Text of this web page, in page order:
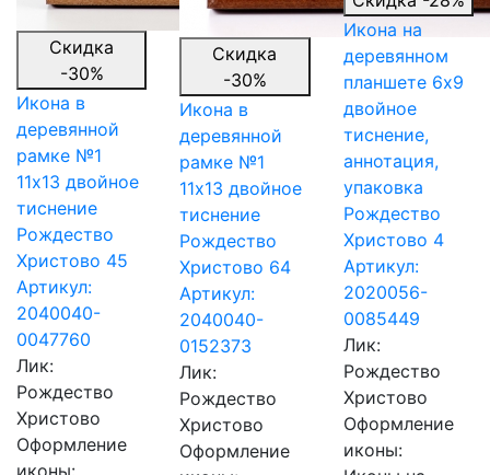
Скидка
-30%
Икона в
деревянной
рамке №1
11х13 двойное
тиснение
Рождество
Христово 45
Артикул:
2040040-
0047760
Лик:
Рождество
Христово
Оформление
иконы:
Скидка
-30%
Икона в
деревянной
рамке №1
11х13 двойное
тиснение
Рождество
Христово 64
Артикул:
2040040-
0152373
Лик:
Рождество
Христово
Оформление
Икона на
деревянном
планшете 6х9
двойное
тиснение,
аннотация,
упаковка
Рождество
Христово 4
Артикул:
2020056-
0085449
Лик:
Рождество
Христово
Оформление
иконы: